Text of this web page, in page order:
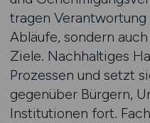
tragen
Abläufe, sondern
Ziele. Nachhaltiges
Prozessen und setzt
gegenüber Bürgern,
Institutionen fort.